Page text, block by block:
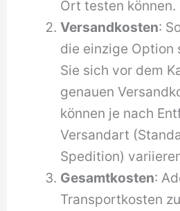
Ort testen können.
Versandkosten:
die einzige Option
Sie sich vor dem
genauen
können je nach
Versandart
Spedition)
Gesamtkosten:
Transportkosten